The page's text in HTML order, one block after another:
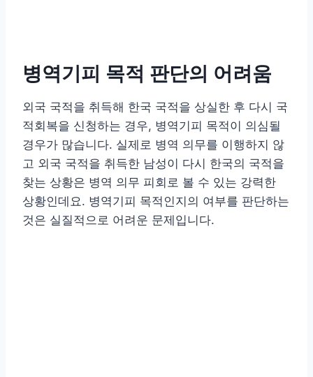
병역기피 목적 판단의 어려움
외국 국적을 취득해 한국 국적을 상실한 후 다시 국
적회복을 신청하는 경우, 병역기피 목적이 의심될
경우가 많습니다. 실제로 병역 의무를 이행하지 않
고 외국 국적을 취득한 남성이 다시 한국의 국적을
찾는 상황은 병역 의무 피회로 볼 수 있는 강력한
상황인데요. 병역기피 목적인지의 여부를 판단하는
것은 실질적으로 어려운 문제입니다.